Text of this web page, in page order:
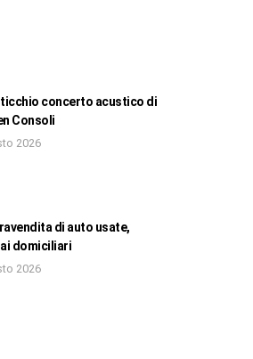
concerto acustico di
Consoli
2026
di auto usate,
domiciliari
2026